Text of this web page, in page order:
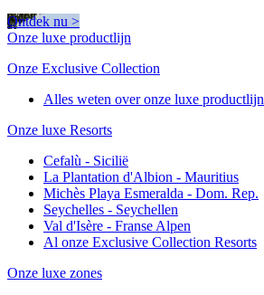
Ontdek nu >
Onze luxe productlijn
Onze Exclusive Collection
Alles weten over onze luxe productlijn
Onze luxe Resorts
Cefalù - Sicilië
La Plantation d'Albion - Mauritius
Michès Playa Esmeralda - Dom. Rep.
Seychelles - Seychellen
Val d'Isère - Franse Alpen
Al onze Exclusive Collection Resorts
Onze luxe zones